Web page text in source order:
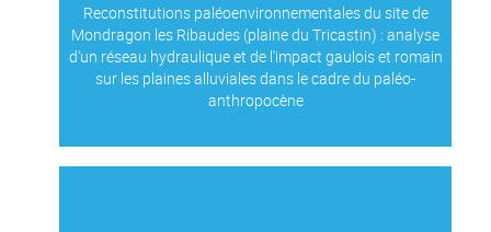
Reconstitutions paléoenvironnementales du site de
Mondragon les Ribaudes (plaine du Tricastin) : analyse
d'un réseau hydraulique et de l'impact gaulois et romain
sur les plaines alluviales dans le cadre du paléo-
anthropocène